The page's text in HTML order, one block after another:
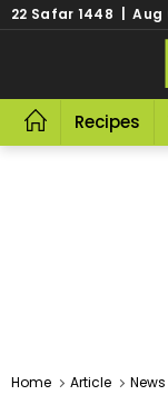
22 Safar 1448 | Aug
Recipes
Home Article News